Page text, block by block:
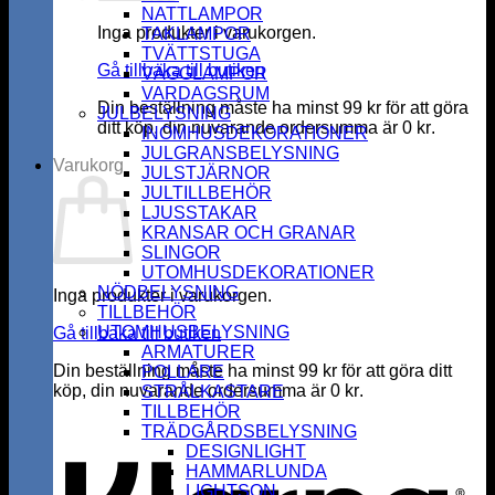
Inga produkter i varukorgen.
Gå tillbaka till butiken
Din beställning måste ha minst99 kr för att göra
ditt köp, din nuvarande ordersumma är 0 kr.
Varukorg
Inga produkter i varukorgen.
Gå tillbaka till butiken
Din beställning måste ha minst99 kr för att göra ditt
köp, din nuvarande ordersumma är 0 kr.
NATTLAMPOR
TAKLAMPOR
TVÄTTSTUGA
VÄGGLAMPOR
VARDAGSRUM
JULBELYSNING
INOMHUSDEKORATIONER
JULGRANSBELYSNING
JULSTJÄRNOR
JULTILLBEHÖR
LJUSSTAKAR
KRANSAR OCH GRANAR
SLINGOR
UTOMHUSDEKORATIONER
NÖDBELYSNING
TILLBEHÖR
UTOMHUSBELYSNING
ARMATURER
POLLARE
STRÅLKASTARE
TILLBEHÖR
TRÄDGÅRDSBELYSNING
DESIGNLIGHT
HAMMARLUNDA
LIGHTSON